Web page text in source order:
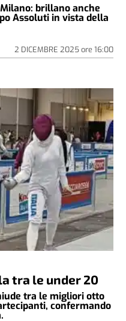
brillano anche
Assoluti in vista della
2 DICEMBRE 2025ore 16:00
tra le under 20
tra le migliori otto
confermando